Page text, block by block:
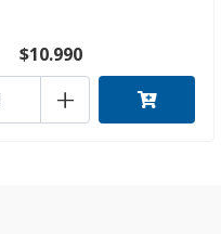
$10.990
+